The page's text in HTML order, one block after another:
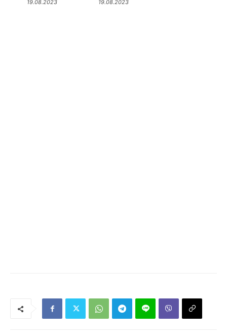
19.08.2023
19.08.2023